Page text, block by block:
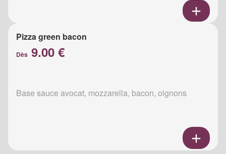
Pizza green bacon
Dès 9.00 €
Base sauce avocat, mozzarella, bacon, oignons